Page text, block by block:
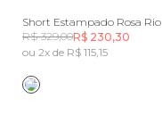
Short Estampado Rosa Rio
R$ 329,00R$ 230,30
ou 2x de R$ 115,15